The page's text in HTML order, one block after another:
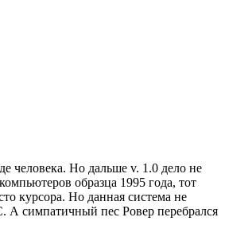
человека. Но дальше v. 1.0 дело не
образца 1995 года, тот
курсора. Но данная система не
А симпатичный пес Ровер перебрался